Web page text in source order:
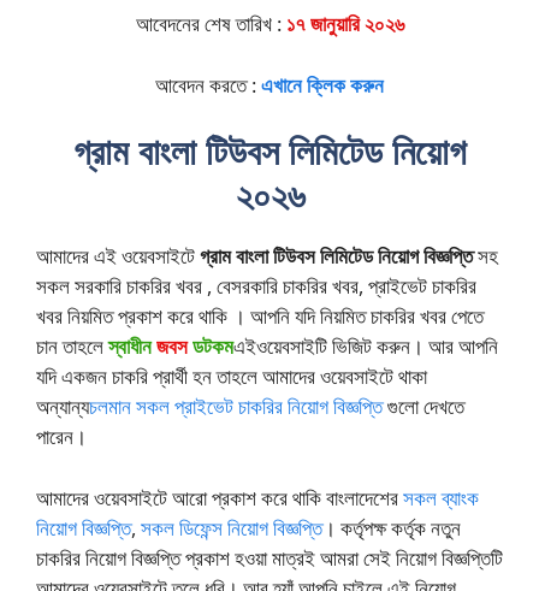
আবেদনের শেষ তারিখ : ১৭ জানুয়ারি ২০২৬
আবেদন করতে :এখানে ক্লিক করুন
গ্রাম বাংলা টিউবস লিমিটেড নিয়োগ
২০২৬
আমাদের এই ওয়েবসাইটেগ্রাম বাংলা টিউবস লিমিটেডনিয়োগ বিজ্ঞপ্তিসহ
সকল সরকারি চাকরির খবর , বেসরকারি চাকরির খবর, প্রাইভেট চাকরির
খবর নিয়মিত প্রকাশ করে থাকি । আপনি যদি নিয়মিত চাকরির খবর পেতে
চান তাহলেস্বাধীনজবসডটকমএইওয়েবসাইটি ভিজিট করুন। আর আপনি
যদি একজন চাকরি প্রার্থী হন তাহলে আমাদের ওয়েবসাইটে থাকা
অন্যান্যচলমান সকল প্রাইভেট চাকরির নিয়োগ বিজ্ঞপ্তিগুলো দেখতে
পারেন।
আমাদের ওয়েবসাইটে আরো প্রকাশ করে থাকি বাংলাদেশেরসকল ব্যাংক
নিয়োগ বিজ্ঞপ্তি, সকল ডিফেন্স নিয়োগ বিজ্ঞপ্তি। কর্তৃপক্ষ কর্তৃক নতুন
চাকরির নিয়োগ বিজ্ঞপ্তি প্রকাশ হওয়া মাত্রই আমরা সেই নিয়োগ বিজ্ঞপ্তিটি